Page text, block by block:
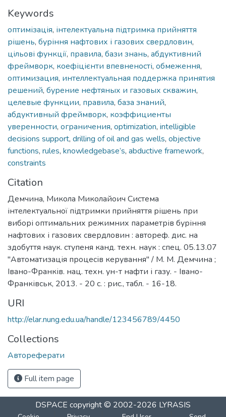
Keywords
оптимізація, інтелектуальна підтримка прийняття
рішень, буріння нафтових і газових свердловин,
цільові функції, правила, бази знань, абдуктивний
фреймворк, коефіцієнти впевненості, обмеження,
оптимизация, интеллектуальная поддержка принятия
решений, бурение нефтяных и газовых скважин,
целевые функции, правила, база знаний,
абдуктивный фреймворк, коэффициенты
уверенности, ограничения, optimization, intelligible
decisions support, drilling of oil and gas wells, objective
functions, rules, knowledgebase’s, abductive framework,
constraints
Citation
Демчина, Микола Миколайоич Система
інтелектуальної підтримки прийняття рішень при
виборі оптимальних режимних параметрів буріння
нафтових і газових свердловин : автореф. дис. на
здобуття наук. ступеня канд. техн. наук : спец. 05.13.07
"Автоматизація процесів керування" / М. М. Демчина ;
Івано-Франків. нац. техн. ун-т нафти і газу. - Івано-
Франківськ, 2013. - 20 с. : рис., табл. - 16-18.
URI
http://elar.nung.edu.ua/handle/123456789/4450
Collections
Автореферати
Full item page
DSPACE copyright © 2002-2026 LYRASIS